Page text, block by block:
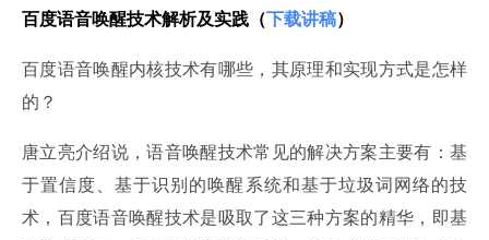
百度语音唤醒技术解析及实践（下载讲稿）
百度语音唤醒内核技术有哪些，其原理和实现方式是怎样
的？
唐立亮介绍说，语音唤醒技术常见的解决方案主要有：基
于置信度、基于识别的唤醒系统和基于垃圾词网络的技
术，百度语音唤醒技术是吸取了这三种方案的精华，即基